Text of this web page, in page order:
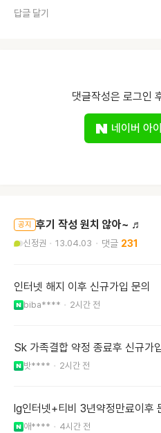
답글 달기
댓글작성은 로그인
네이버 아
공지 후기 작성 원치 않아~ ♬
신정권 13.04.03 231
인터넷 해지 이후 신규가입 문의
biba**** 2시간 전
Sk 가족결합 약정 종료후 신규가
밧**** 2시간 전
lg인터넷+티비 3년약정만료이후
애**** 4시간 전